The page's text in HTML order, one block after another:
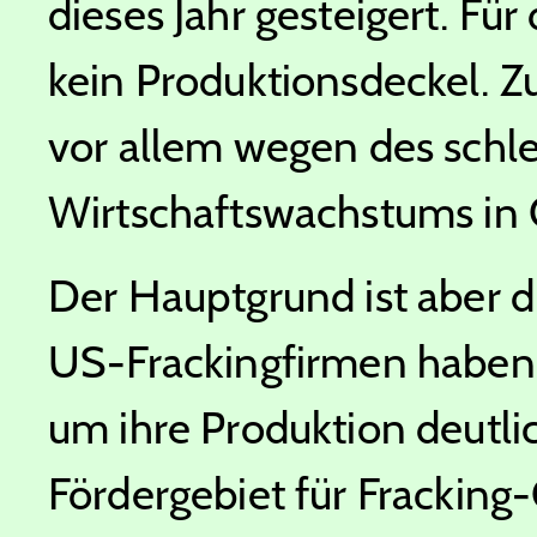
dieses Jahr gesteigert.
kein Produktionsdeckel.
vor allem wegen des
Wirtschaftswachstums in
Der Hauptgrund ist aber
US-Frackingfirmen
um ihre Produktion
Fördergebiet für